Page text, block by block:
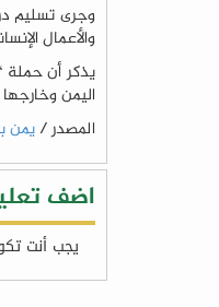
وجرى تسليم
والأعمال
يذكر أن حملة
اليمن
المصدر / يمن
اضف
يجب أنت